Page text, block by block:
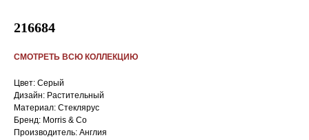
216684
СМОТРЕТЬ ВСЮ КОЛЛЕКЦИЮ
Цвет: Серый
Дизайн: Растительный
Материал: Стеклярус
Бренд: Morris & Co
Производитель: Англия